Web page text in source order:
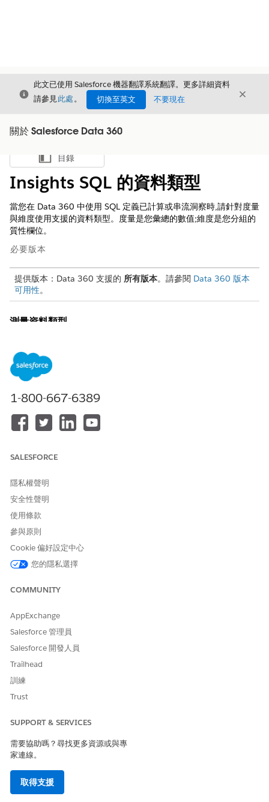
結束
此文已使用 Salesforce 機器翻譯系統翻譯。更多詳細資料
請參見此處。 切換至英文 不要現在 結束
關於 Salesforce Data 360
顯示目錄
目錄
Insights SQL 的資料類型
當您在 Data 360 中使用 SQL 定義已計算或串流洞察時,請針對度量
與維度使用支援的資料類型。度量是您彙總的數值;維度是您分組的
質性欄位。
必要版本
提供版本：Data 360 支援的 所有版本。請參閱 Data 360 版本
可用性。
測量資料類型
用下列其中一種資料類型。
資料類型
貨幣 當您使用彙總貨幣值作為度量時,必須使用
整數
沒有小數位數的整數值。用於不需要分數精確率
數字
維度資料類型
維度是用來分類和分組度量的質性欄位。將維度新增至洞察時,請使
用下列其中一種資料類型。
資料類型
布林值
日期
DateOnly
電子郵件
電話
文字
字串 (字元) 值。
URL
當洞察使用轉換節點時,以文字格式傳回資料。
1-800-667-6389
SALESFORCE
隱私權聲明
安全性聲明
使用條款
參與原則
Cookie 偏好設定中心
您的隱私選擇
COMMUNITY
AppExchange
Salesforce 管理員
Salesforce 開發人員
Trailhead
訓練
Trust
SUPPORT & SERVICES
需要協助嗎？尋找更多資源或與專
家連線。
取得支援